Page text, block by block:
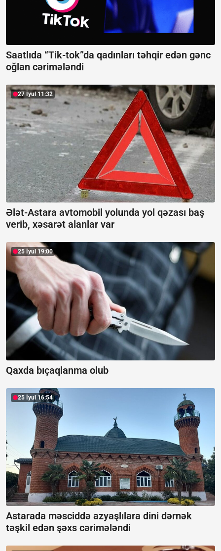
Saatlıda “Tik-tok”da qadınları təhqir edən gənc
oğlan cərimələndi
27 İyul 11:32
Ələt-Astara avtomobil yolunda yol qəzası baş
verib, xəsarət alanlar var
25 İyul 19:00
Qaxda bıçaqlanma olub
25 İyul 16:54
Astarada məsciddə azyaşlılara dini dərnək
təşkil edən şəxs cərimələndi